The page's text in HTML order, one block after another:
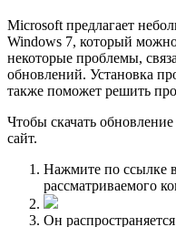
Microsoft предлагает
Windows 7, который
некоторые проблемы,
обновлений. Установка
также поможет решить
Чтобы скачать
сайт.
Нажмите по ссылке
рассматриваемого
Он